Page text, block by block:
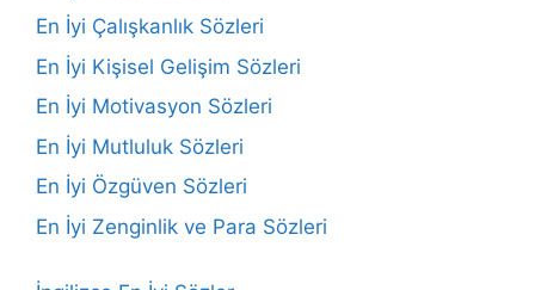
En İyi Çalışkanlık Sözleri
En İyi Kişisel Gelişim Sözleri
En İyi Motivasyon Sözleri
En İyi Mutluluk Sözleri
En İyi Özgüven Sözleri
En İyi Zenginlik ve Para Sözleri